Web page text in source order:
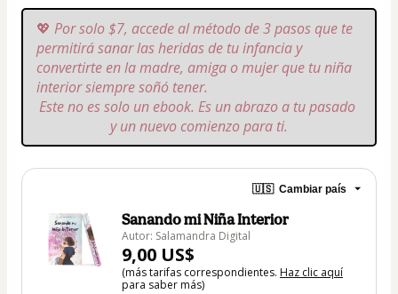
💖 Por solo $7, accede al método de 3 pasos que te
permitirá sanar las heridas de tu infancia y
convertirte en la madre, amiga o mujer que tu niña
interior siempre soñó tener.
Este no es solo un ebook. Es un abrazo a tu pasado
y un nuevo comienzo para ti.
🇺🇸 Cambiar país
Sanando mi Niña Interior
Autor: Salamandra Digital
9,00 US$
(más tarifas correspondientes. Haz clic aquí
para saber más)